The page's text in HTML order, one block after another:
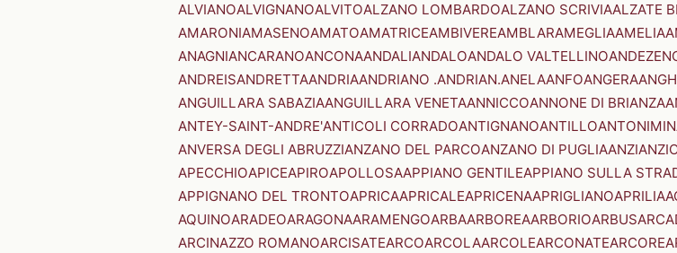
ALVIANOALVIGNANOALVITOALZANO LOMBARDOALZANO SCRIVIAALZATE
AMARONIAMASENOAMATOAMATRICEAMBIVEREAMBLARAMEGLIAAMELIA
ANAGNIANCARANOANCONAANDALIANDALOANDALO VALTELLINO
ANDREISANDRETTAANDRIAANDRIANO .ANDRIAN.ANELAANFOANGERA
ANGUILLARA SABAZIAANGUILLARA VENETAANNICCOANNONE DI BRIANZA
ANTEY-SAINT-ANDRE'ANTICOLI CORRADOANTIGNANOANTILLO
ANVERSA DEGLI ABRUZZIANZANO DEL PARCOANZANO DI PUGLIAANZI
APECCHIOAPICEAPIROAPOLLOSAAPPIANO GENTILEAPPIANO SULLA
APPIGNANO DEL TRONTOAPRICAAPRICALEAPRICENAAPRIGLIANOAPRILIA
AQUINOARADEOARAGONAARAMENGOARBAARBOREAARBORIOARBUS
ARCINAZZO ROMANOARCISATEARCOARCOLAARCOLEARCONATEARCORE